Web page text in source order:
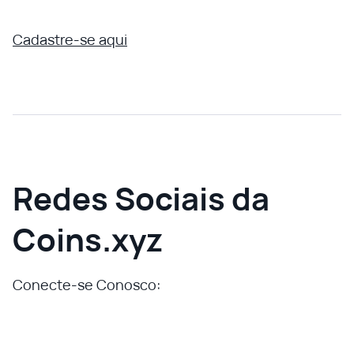
Cadastre-se aqui
Redes Sociais da
Coins.xyz
Conecte-se Conosco: